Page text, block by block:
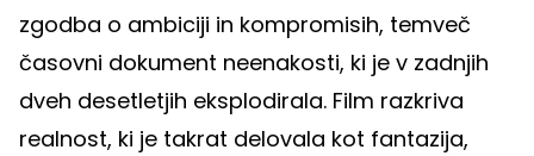
zgodba o ambiciji in kompromisih, temveč
časovni dokument neenakosti, ki je v zadnjih
dveh desetletjih eksplodirala. Film razkriva
realnost, ki je takrat delovala kot fantazija,